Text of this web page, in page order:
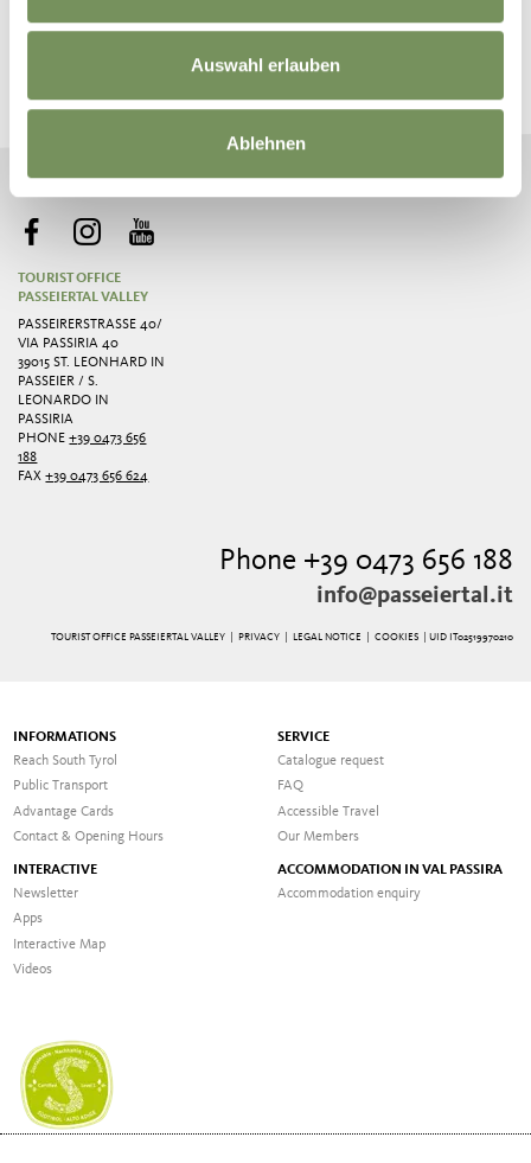
Auswahl erlauben
Ablehnen
KEEP IN TOUCH WITH US
TOURIST OFFICE
PASSEIERTAL VALLEY
PASSEIRERSTRASSE 40/ V
IA PASSIRIA 40
39015 ST. LEONHARD IN
PASSEIER / S.
LEONARDO IN
PASSIRIA
PHONE+39 0473 656
188
FAX+39 0473 656 624
Phone +39 0473 656 188
info@passeiertal.it
TOURIST OFFICE PASSEIERTAL VALLEY | PRIVACY| LEGAL NOTICE COOKIES | UID IT02519970210
INFORMATIONS
Reach South Tyrol
Public Transport
Advantage Cards
Contact & Opening Hours
SERVICE
Catalogue request
FAQ
Accessible Travel
Our Members
INTERACTIVE
Newsletter
Apps
Interactive Map
Videos
ACCOMMODATION IN VAL PASSIRA
Accommodation enquiry